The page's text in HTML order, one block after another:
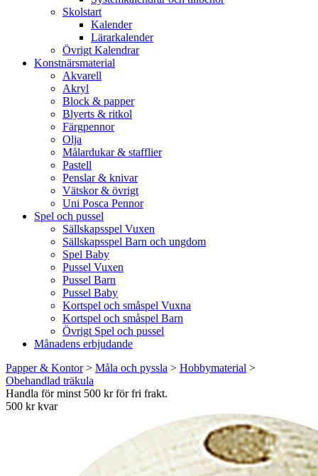
Skolstart
Kalender
Lärarkalender
Övrigt Kalendrar
Konstnärsmaterial
Akvarell
Akryl
Block & papper
Blyerts & ritkol
Färgpennor
Olja
Målardukar & stafflier
Pastell
Penslar & knivar
Vätskor & övrigt
Uni Posca Pennor
Spel och pussel
Sällskapsspel Vuxen
Sällskapsspel Barn och ungdom
Spel Baby
Pussel Vuxen
Pussel Barn
Pussel Baby
Kortspel och småspel Vuxna
Kortspel och småspel Barn
Övrigt Spel och pussel
Månadens erbjudande
Papper & Kontor> Måla och pyssla > Hobbymaterial >
Obehandlad träkula
Handla för minst 500 kr för fri frakt.
500 kr kvar